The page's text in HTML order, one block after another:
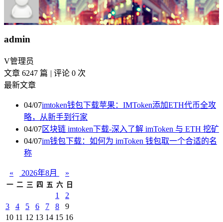
admin
V管理员
文章 6247 篇 | 评论 0 次
最新文章
04/07imtoken钱包下载苹果：IMToken添加ETH代币全攻
略，从新手到行家
04/07区块链 imtoken下载-深入了解 imToken 与 ETH 挖矿
04/07im钱包下载：如何为 imToken 钱包取一个合适的名
称
« 2026年8月 »
一 二 三 四 五 六 日
1
2
3
4 5 6 7 8
9
10 11 12 13 14 15 16